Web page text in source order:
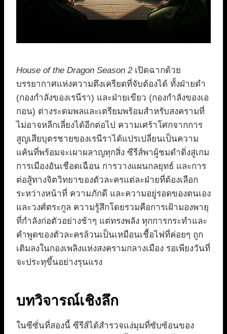
House of the Dragon Season 2เปิดฉากด้วย
บรรยากาศแห่งความตึงเครียดที่จับต้องได้ ทั้งฝ่ายดำ
(กองกำลังของเรนีรา) และฝ่ายเขียว (กองกำลังของเอ
กอน) ต่างระดมพลและเตรียมพร้อมสำหรับสงครามที่
ไม่อาจหลีกเลี่ยงได้อีกต่อไป ความเศร้าโศกจากการ
สูญเสียบุตรชายของเรนีราได้แปรเปลี่ยนเป็นความ
แค้นที่พร้อมจะเผาผลาญทุกสิ่ง ซีรีส์พาผู้ชมดำดิ่งสู่เกม
การเมืองอันเชือดเฉือน การวางแผนกลยุทธ์ และการ
ต่อสู้ทางจิตวิทยาของตัวละครแต่ละฝ่ายที่ต้องเลือก
ระหว่างหน้าที่ ความภักดี และความอยู่รอดของตนเอง
และวงศ์ตระกูล ความรู้สึกโดยรวมคือการเฝ้ามองพายุ
ที่กำลังก่อตัวอย่างช้าๆ แต่ทรงพลัง ทุกการกระทำและ
คำพูดของตัวละครล้วนเป็นเหมือนเชื้อไฟที่ค่อยๆ ถูก
เติมลงในกองเพลิงแห่งสงครามกลางเมือง รอเพียงวันที่
จะประทุขึ้นอย่างรุนแรง
บทวิจารณ์เชิงลึก
ในซีซั่นที่สองนี้ ซีรีส์ได้สำรวจแง่มุมที่ซับซ้อนของ